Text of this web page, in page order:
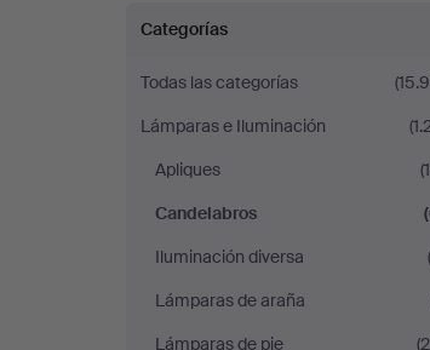
Candelabros
en
Stockholms
Auktionsverk
Köln
Categorías
Todas las categorías
Lámparas e Iluminación
Apliques
Candelabros
Iluminación diversa
Lámparas de araña
Lámparas de pie